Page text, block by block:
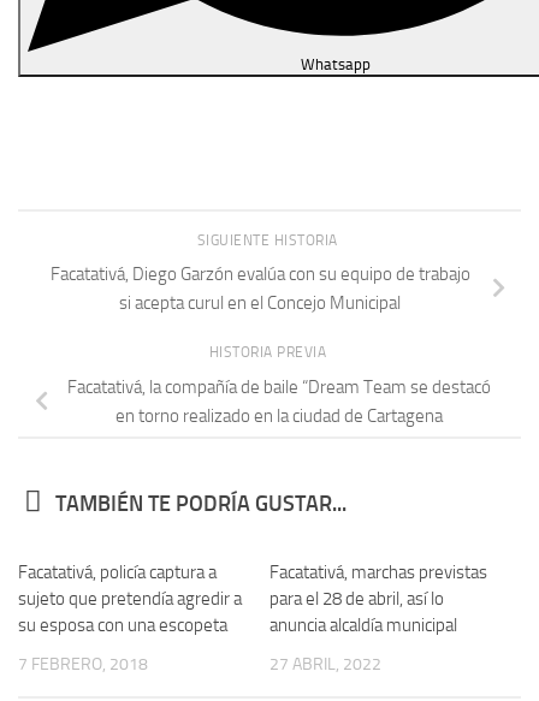
Whatsapp
SIGUIENTE HISTORIA
Facatativá, Diego Garzón evalúa con su equipo de trabajo
si acepta curul en el Concejo Municipal
HISTORIA PREVIA
Facatativá, la compañía de baile “Dream Team se destacó
en torno realizado en la ciudad de Cartagena
TAMBIÉN TE PODRÍA GUSTAR...
Facatativá, policía captura a
sujeto que pretendía agredir a
su esposa con una escopeta
7 FEBRERO, 2018
Facatativá, marchas previstas
para el 28 de abril, así lo
anuncia alcaldía municipal
27 ABRIL, 2022